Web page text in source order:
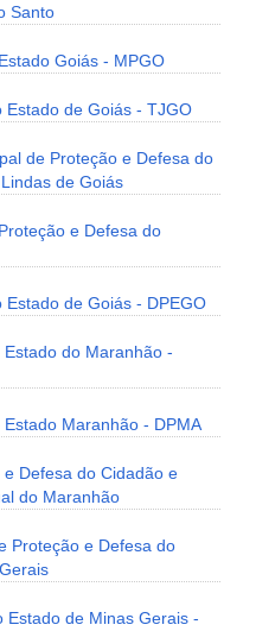
Santo
Goiás - MPGO
de Goiás - TJGO
de Proteção e Defesa do
de Goiás
e Defesa do
de Goiás - DPEGO
do Maranhão -
Maranhão - DPMA
Defesa do Cidadão e
do Maranhão
Proteção e Defesa do
Estado de Minas Gerais -